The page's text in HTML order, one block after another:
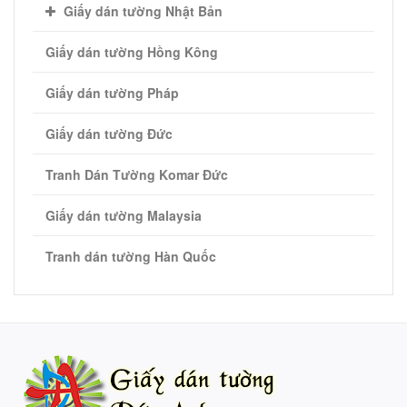
Giấy dán tường Nhật Bản
Giấy dán tường Hồng Kông
Giấy dán tường Pháp
Giấy dán tường Đức
Tranh Dán Tường Komar Đức
Giấy dán tường Malaysia
Tranh dán tường Hàn Quốc